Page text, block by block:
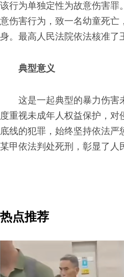
该行为单独定性为故意伤害罪
意伤害行为，致一名幼童死亡
身。最高人民法院依法核准了
典型意义
这是一起典型的暴力伤害
度重视未成年人权益保护，
底线的犯罪，始终坚持依法
某甲依法判处死刑，彰显了人
热点推荐